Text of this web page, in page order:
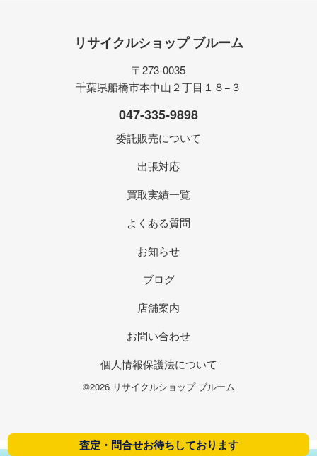
リサイクルショップ ブルーム
〒273-0035
千葉県船橋市本中山２丁目１８−３
047-335-9898
委託販売について
出張対応
買取実績一覧
よくある質問
お知らせ
ブログ
店舗案内
お問い合わせ
個人情報保護法について
©2026 リサイクルショップ ブルーム
査定・問合せお待ちしております